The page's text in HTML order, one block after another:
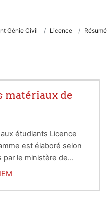
Génie Civil Licence Résumé
matériaux de
étudiants Licence
est élaboré selon
par le ministère de